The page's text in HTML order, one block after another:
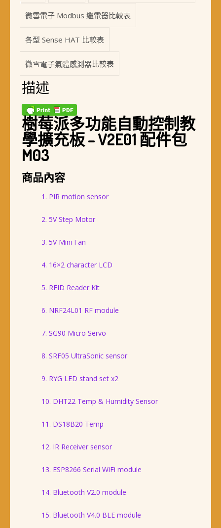
微雪電子 Modbus 繼電器比較表
各型 Sense HAT 比較表
微雪電子氣體感測器比較表
描述
樹莓派多功能自動控制教
學擴充板 – V2E01 配件包
M03
商品內容
1. PIR motion sensor
2. 5V Step Motor
3. 5V Mini Fan
4. 16×2 character LCD
5. RFID Reader Kit
6. NRF24L01 RF module
7. SG90 Micro Servo
8. SRF05 UltraSonic sensor
9. RYG LED stand set x2
10. DHT22 Temp & Humidity Sensor
11. DS18B20 Temp
12. IR Receiver sensor
13. ESP8266 Serial WiFi module
14. Bluetooth V2.0 module
15. Bluetooth V4.0 BLE module